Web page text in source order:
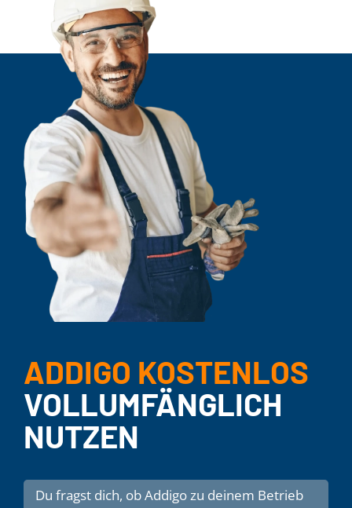
ADDIGO KOSTENLOS
VOLLUMFÄNGLICH
NUTZEN
Du fragst dich, ob Addigo zu deinem Betrieb